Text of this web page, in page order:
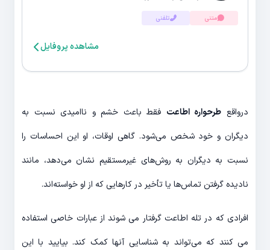
متنی تلفنی
مشاهده پروفایل
درواقع طرحواره اطاعت فقط باعث خشم و ناامیدی نسبت به
دیگران و خود شخص می‌شود. گاهی اوقات، او این احساسات را
نسبت به دیگران به روش‌های غیرمستقیم نشان می‌دهد، مانند
نادیده گرفتن تماس‌ها یا تأخیر در کارهایی که از او خواسته‌اند.
افرادی که در تله اطاعت گرفتار می شوند از عبارات خاصی استفاده
می کنند که می‌تواند به شناسایی آنها کمک کند. بیایید با این